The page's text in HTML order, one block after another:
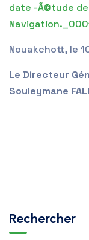
date -Ã©tude
Nouakchott, le
Le Directeur
Souleymane
Rechercher